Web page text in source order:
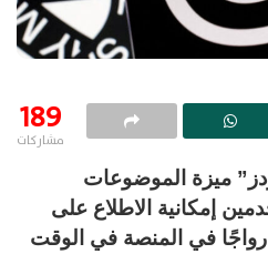
189
مشاركات
ميزة الموضوعات
إمكانية الاطلاع على
رواجًا في المنصة في الوقت